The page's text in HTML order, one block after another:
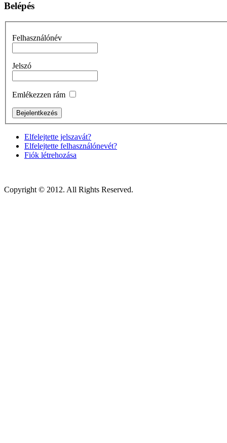
Belépés
Felhasználónév
Jelszó
Emlékezzen rám
Elfelejtette jelszavát?
Elfelejtette felhasználónevét?
Fiók létrehozása
Copyright © 2012. All Rights Reserved.